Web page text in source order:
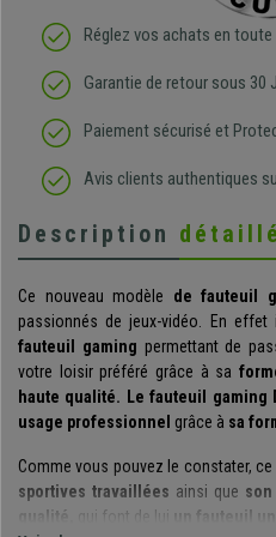
Réglez vos achats en
Garantie de retour sous 30
Paiement sécurisé et
Avis clients authentiques
Description
Ce nouveau modèle de fauteuil
passionnés de jeux-vidéo. En effet
fauteuil gaming permettant de
votre loisir préféré grâce à sa
haute qualité. Le fauteuil gaming
usage professionnel grâce à sa
Comme vous pouvez le constater,
sportives travaillées ainsi que
qualité,
qui font de lui un fauteuil